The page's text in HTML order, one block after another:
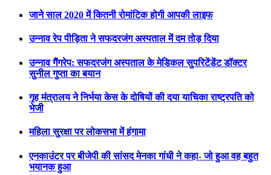
जाने साल 2020 में कितनी रोमांटिक होगी आपकी लाइफ
उन्नाव रेप पीड़िता ने सफदरजंग अस्पताल में दम तोड़ दिया
उन्नाव गैंगरेप: सफदरजंग अस्पताल के मेडिकल सुपरिटेंडेंट डॉक्टर
सुनील गुप्ता का बयान
गृह मंत्रालय ने निर्भया केस के दोषियों की दया याचिका राष्ट्रपति को
भेजी
महिला सुरक्षा पर लोकसभा में हंगामा
एनकाउंटर पर बीजेपी की सांसद मेनका गांधी ने कहा- जो हुआ वह बहुत
भयानक हुआ